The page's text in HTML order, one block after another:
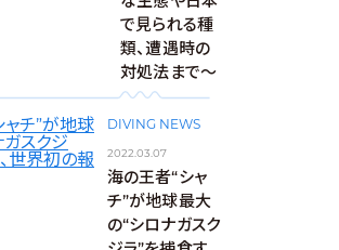
で見られる種
類、遭遇時の
対処法まで～
DIVING NEWS
2022.03.07
海の王者“シャ
チ”が地球最大
の“シロナガスク